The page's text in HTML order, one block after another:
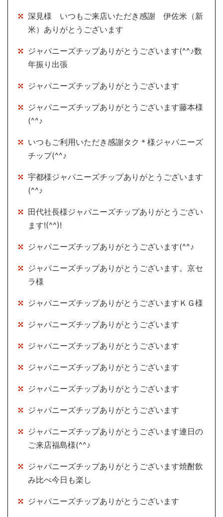
深見様 いつもご来店いただき感謝 伊佐米（新
米）ありがとうございます
ジャパニーズチップありがとうございます(^^♪数
年振り出張
ジャパニーズチップありがとうございます
ジャパニーズチップありがとうございます藤本様
(^^♪
いつもご利用いただき感謝タク＊様ジャパニーズ
チップ(^^♪
宇都様ジャパニーズチップありがとうございます
(^^♪
田代社長様ジャパニーズチップありがとうござい
ます!(^^)!
ジャパニーズチップありがとうございます(^^♪
ジャパニーズチップありがとうございます。京セ
ラ様
ジャパニーズチップありがとうございますＫＧ様
ジャパニーズチップありがとうございます
ジャパニーズチップありがとうございます
ジャパニーズチップありがとうございます
ジャパニーズチップありがとうございます
ジャパニーズチップありがとうございます
ジャパニーズチップありがとうございます連日の
ご来店福島様(^^♪
ジャパニーズチップありがとうございます焼酎飲
み比べ今日も楽し
ジャパニーズチップありがとうございます